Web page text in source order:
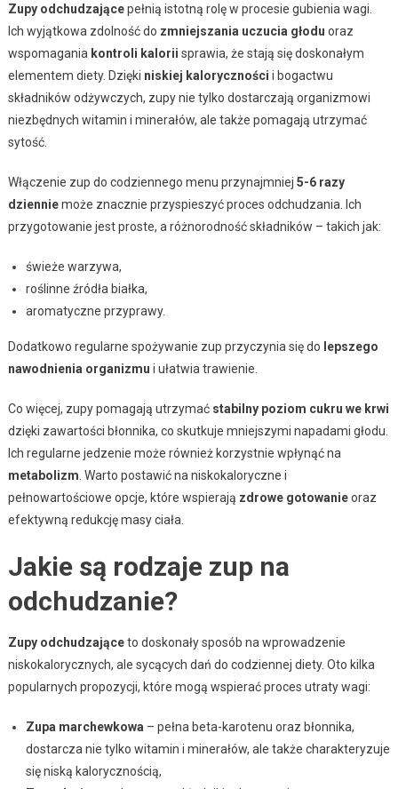
Zupy odchudzającepełnią istotną rolę w procesie gubienia wagi.
Ich wyjątkowa zdolność do zmniejszania uczucia głodu oraz
wspomagania kontroli kalorii sprawia, że stają się doskonałym
elementem diety. Dzięki niskiej kaloryczności i bogactwu
składników odżywczych, zupy nie tylko dostarczają organizmowi
niezbędnych witamin i minerałów, ale także pomagają utrzymać
sytość.
Włączenie zup do codziennego menu przynajmniej 5-6 razy
dzienniemoże znacznie przyspieszyć proces odchudzania. Ich
przygotowanie jest proste, a różnorodność składników – takich jak:
świeże warzywa,
roślinne źródła białka,
aromatyczne przyprawy.
Dodatkowo regularne spożywanie zup przyczynia się do lepszego
nawodnienia organizmu i ułatwia trawienie.
Co więcej, zupy pomagają utrzymać stabilny poziom cukru we krwi
dzięki zawartości błonnika, co skutkuje mniejszymi napadami głodu.
Ich regularne jedzenie może również korzystnie wpłynąć na
metabolizm . Warto postawić na niskokaloryczne i
pełnowartościowe opcje, które wspierają zdrowe gotowanieoraz
efektywną redukcję masy ciała.
Jakie są rodzaje zup na
odchudzanie?
Zupy odchudzająceto doskonały sposób na wprowadzenie
niskokalorycznych, ale sycących dań do codziennej diety. Oto kilka
popularnych propozycji, które mogą wspierać proces utraty wagi:
Zupa marchewkowa – pełna beta-karotenu oraz błonnika,
dostarcza nie tylko witamin i minerałów, ale także charakteryzuje
się niską kalorycznością,